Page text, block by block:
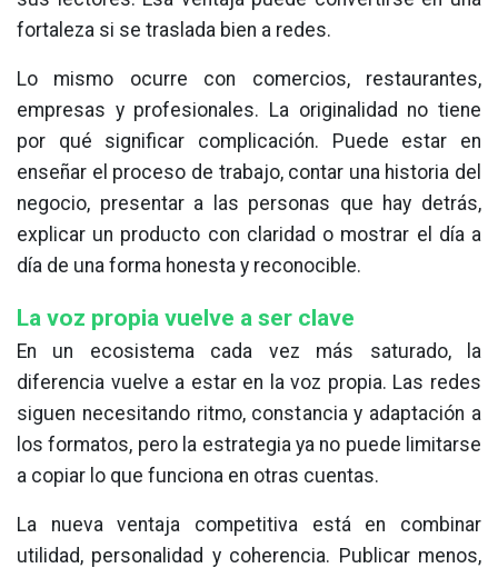
fortaleza si se traslada bien a redes.
Lo mismo ocurre con comercios, restaurantes,
empresas y profesionales. La originalidad no tiene
por qué significar complicación. Puede estar en
enseñar el proceso de trabajo, contar una historia del
negocio, presentar a las personas que hay detrás,
explicar un producto con claridad o mostrar el día a
día de una forma honesta y reconocible.
La voz propia vuelve a ser clave
En un ecosistema cada vez más saturado, la
diferencia vuelve a estar en la voz propia. Las redes
siguen necesitando ritmo, constancia y adaptación a
los formatos, pero la estrategia ya no puede limitarse
a copiar lo que funciona en otras cuentas.
La nueva ventaja competitiva está en combinar
utilidad, personalidad y coherencia. Publicar menos,